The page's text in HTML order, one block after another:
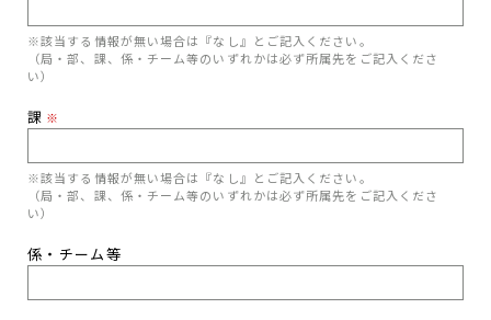
※該当する情報が無い場合は『なし』とご記入ください。
（局・部、課、係・チーム等のいずれかは必ず所属先をご記入くださ
い）
課 ※
※該当する情報が無い場合は『なし』とご記入ください。
（局・部、課、係・チーム等のいずれかは必ず所属先をご記入くださ
い）
係・チーム等